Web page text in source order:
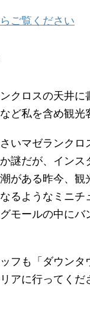
ご覧ください
クロスの天井に
ど私を含め観光
いマゼランクロ
謎だが、イン
がある昨今、観
るようなミニチ
モールの中にバ
フも「ダウンタ
アに行ってくだ